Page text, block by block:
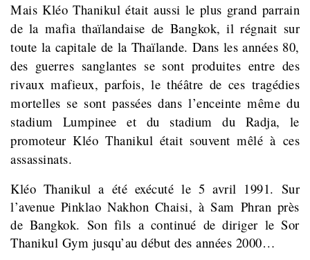
Mais Kléo Thanikul était aussi le plus grand parrain
de la mafia thaïlandaise de Bangkok, il régnait sur
toute la capitale de la Thaïlande. Dans les années 80,
des guerres sanglantes se sont produites entre des
rivaux mafieux, parfois, le théâtre de ces tragédies
mortelles se sont passées dans l’enceinte même du
stadium Lumpinee et du stadium du Radja, le
promoteurKléo Thanikul était souvent mêlé à ces
assassinats.
Kléo Thanikul a été exécuté le 5 avril 1991. Sur
l’avenue Pinklao Nakhon Chaisi, à Sam Phran près
de Bangkok. Son fils a continué de diriger le Sor
Thanikul Gym jusqu’au début des années 2000…